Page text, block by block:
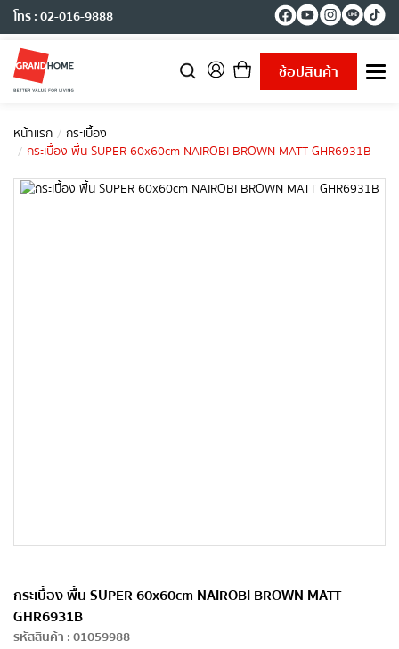
โทร : 02-016-9888
ช้อปสินค้า
T
n
a
หน้าแรก
กระเบื้อง
กระเบื้อง พื้น SUPER 60x60cm NAIROBI BROWN MATT GHR6931B
กระเบื้อง พื้น SUPER 60x60cm NAIROBI BROWN MATT
GHR6931B
รหัสสินค้า :01059988